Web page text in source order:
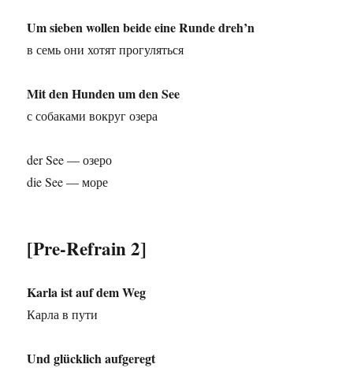
Um sieben wollen beide eine Runde dreh’n
в семь они хотят прогуляться
Mit den Hunden um den See
с собаками вокруг озера
der See — озеро
die See — море
[Pre-Refrain 2]
Karla ist auf dem Weg
Карла в пути
Und glücklich aufgeregt